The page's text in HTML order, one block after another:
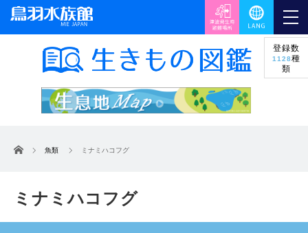
登録数
1128種
類
ホーム 魚類 ミナミハコフグ
ミナミハコフグ